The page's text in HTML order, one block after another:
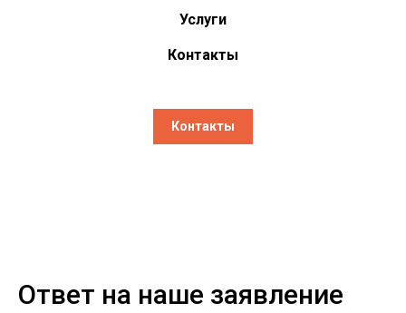
Услуги
Контакты
Контакты
Ответ на наше заявление